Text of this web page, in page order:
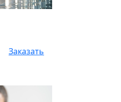
Заказать